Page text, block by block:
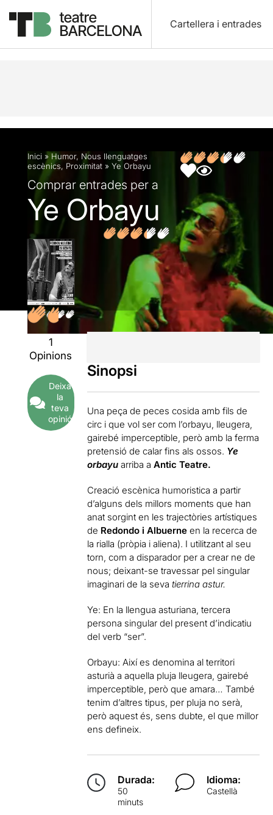
Cartellera i entrades
Descripció Fitxa artística Opinions
Inici » Humor, Nous llenguatges
escènics, Proximitat » Ye Orbayu
Comprar entrades per a
Ye Orbayu
1
Opinions
Deixa
la
teva
opinió
Sinopsi
Una peça de peces cosida amb fils de
circ i que vol ser com l’orbayu, lleugera,
gairebé imperceptible, però amb la ferma
pretensió de calar fins als ossos. Ye
orbayu arriba aAntic Teatre.
Creació escènica humoristica a partir
d’alguns dels millors moments que han
anat sorgint en les trajectòries artístiques
de Redondo i Albuerne en la recerca de
la rialla (pròpia i aliena). I utilitzant al seu
torn, com a disparador per a crear ne de
nous; deixant-se travessar pel singular
imaginari de la sevatierrina astur.
Ye: En la llengua asturiana, tercera
persona singular del present d’indicatiu
del verb “ser”.
Orbayu: Així es denomina al territori
asturià a aquella pluja lleugera, gairebé
imperceptible, però que amara… També
tenim d’altres tipus, per pluja no serà,
però aquest és, sens dubte, el que millor
ens defineix.
Durada:
50
minuts
Idioma:
Castellà